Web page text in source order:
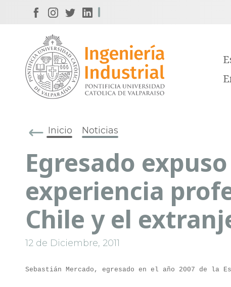
Inicio Noticias
Egresado
experiencia
Chile y el
12 de Diciembre, 2011
Sebastián Mercado, egresado en el año 2007 de